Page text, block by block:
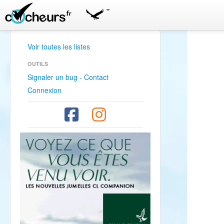
Voir toutes les listes
OUTILS
Signaler un bug - Contact
Connexion